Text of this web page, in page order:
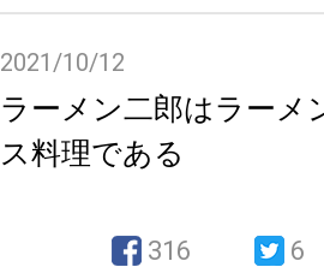
2021/10/12
ラーメン二郎はラーメ
ス料理である
316 6